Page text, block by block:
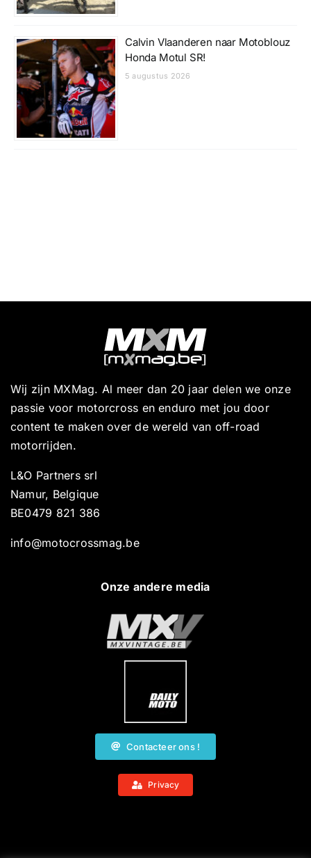
Calvin Vlaanderen naar Motoblouz
Honda Motul SR!
5 augustus 2026
Wij zijn MXMag. Al meer dan 20 jaar delen we onze
passie voor motorcross en enduro met jou door
content te maken over de wereld van off-road
motorrijden.
L&O Partners srl
Namur, Belgique
BE0479 821 386
info@motocrossmag.be
Onze andere media
Contacteer ons !
Privacy